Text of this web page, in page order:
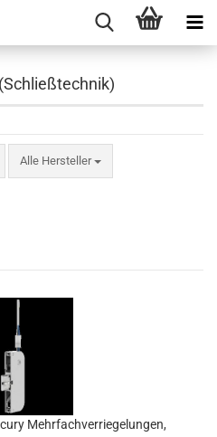
Alle Hersteller
Mehr­fach­ver­rie­ge­lun­gen,